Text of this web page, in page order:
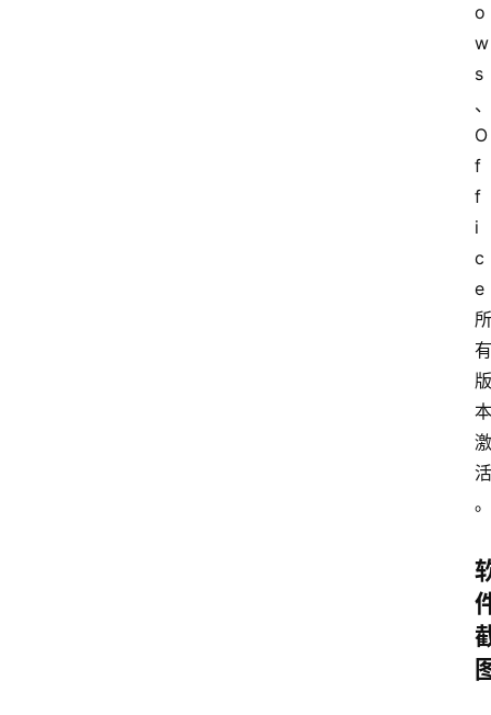
o
w
s
、
O
f
f
i
c
e
所
有
版
本
激
活
。